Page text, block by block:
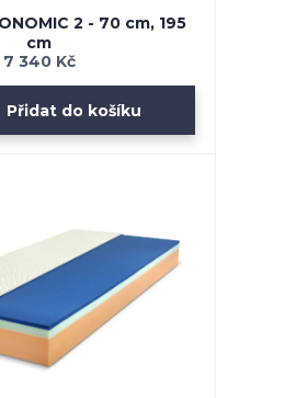
2 - 70 cm, 195
cm
7 340 Kč
Přidat do košíku